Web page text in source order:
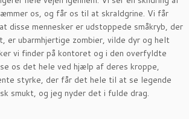
os, og får os til at skraldgrine. Vi får
disse mennesker er udstoppede småkryb, der
er ubarmhjertige zombier, vilde dyr og helt
vi finder på kontoret og i den overfyldte
os det hele ved hjælp af deres kroppe,
styrke, der får det hele til at se legende
smukt, og jeg nyder det i fulde drag.